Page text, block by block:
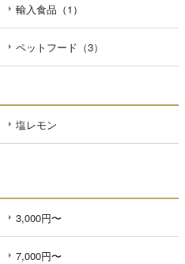
輸入食品（1）
ペットフード（3）
塩レモン
3,000円〜
7,000円〜